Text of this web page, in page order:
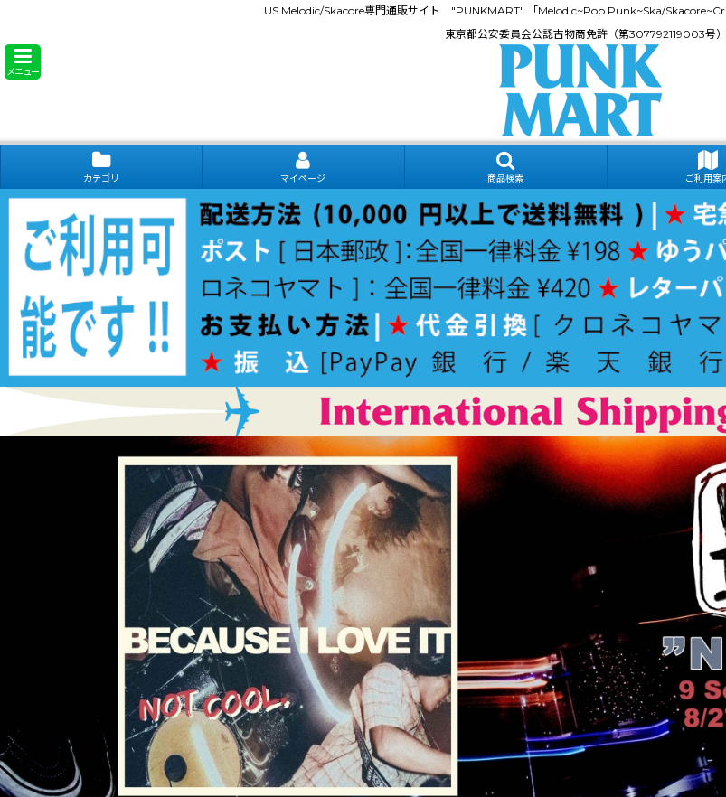
US Melodic/Skacore専門通販サイト "PUNKMART" 「Melodic~Pop Punk~Ska/
東京都公安委員会公認古物商免許（第307792119003号
メニュー
カテゴリ マイページ 商品検索 ご利用案